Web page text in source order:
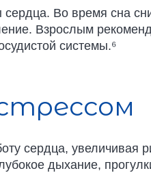
Во время сна
Взрослым
системы.⁶
сердца, увеличивая
дыхание,